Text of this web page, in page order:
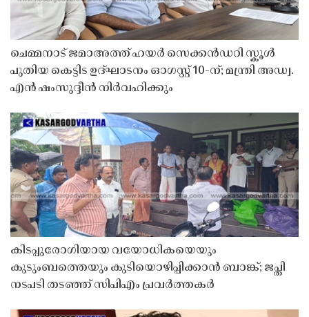
ചെമ്മനാട് ജമാഅത്ത് ഹയർ സെക്കൻഡറി സ്കൂൾ
പുതിയ കെട്ടിട ഉദ്ഘാടനം ഓഗസ്റ്റ് 10-ന്; മന്ത്രി അഡ്വ.
എൻ ഷംസുദ്ദീൻ നിർവഹിക്കും
കിടപ്പുരോഗിയായ വയോധികയെയും
കുടുംബത്തെയും കുടിയൊഴിപ്പിക്കാൻ ബാങ്ക്; ജപ്തി
നടപടി തടഞ്ഞ് സിപിഎം പ്രവർത്തകർ